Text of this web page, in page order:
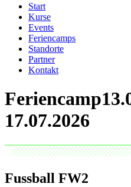
Start
Kurse
Events
Feriencamps
Standorte
Partner
Kontakt
Feriencamp
Fussball FW2